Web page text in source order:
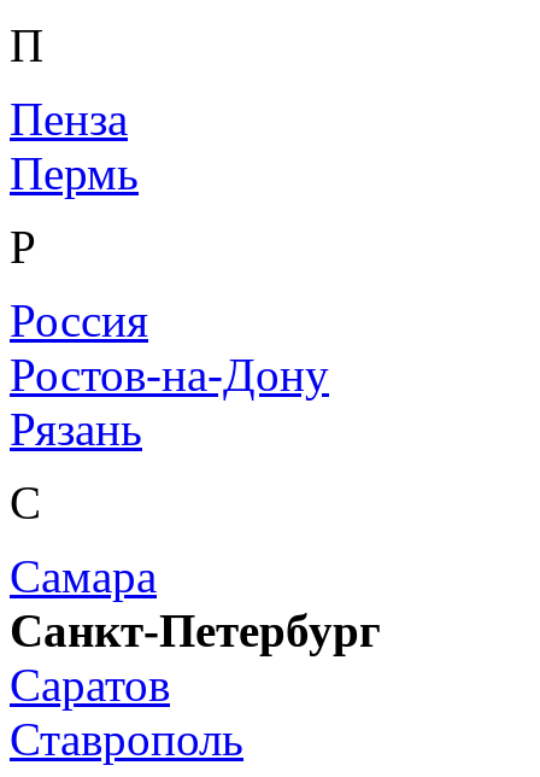
П
Пенза
Пермь
Р
Россия
Ростов-на-Дону
Рязань
С
Самара
Санкт-Петербург
Саратов
Ставрополь